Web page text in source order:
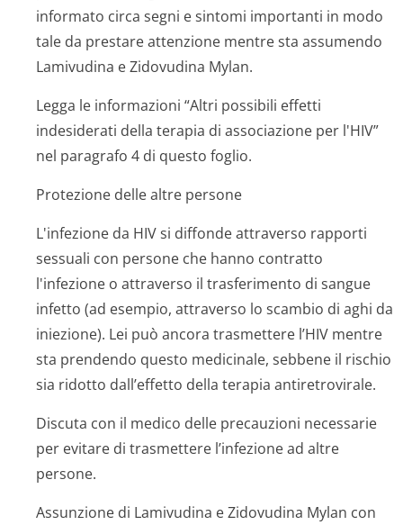
informato circa segni e sintomi importanti in modo
tale da prestare attenzione mentre sta assumendo
Lamivudina e Zidovudina Mylan.
Legga le informazioni “Altri possibili effetti
indesiderati della terapia di associazione per l'HIV”
nel paragrafo 4 di questo foglio.
Protezione delle altre persone
L'infezione da HIV si diffonde attraverso rapporti
sessuali con persone che hanno contratto
l'infezione o attraverso il trasferimento di sangue
infetto (ad esempio, attraverso lo scambio di aghi da
iniezione). Lei può ancora trasmettere l’HIV mentre
sta prendendo questo medicinale, sebbene il rischio
sia ridotto dall’effetto della terapia antiretrovirale.
Discuta con il medico delle precauzioni necessarie
per evitare di trasmettere l’infezione ad altre
persone.
Assunzione di Lamivudina e Zidovudina Mylan con